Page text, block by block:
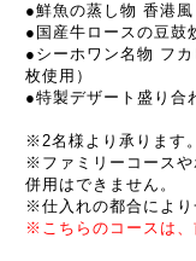
●鮮魚の蒸し物 香港風
● 国産牛ロースの豆鼓
●シーホワン名物 フ
枚使用）
●特製デザート盛り合
※2名様より承ります。
※ファミリーコース
併用はできません。
※仕入れの都合により
※こちらのコースは、